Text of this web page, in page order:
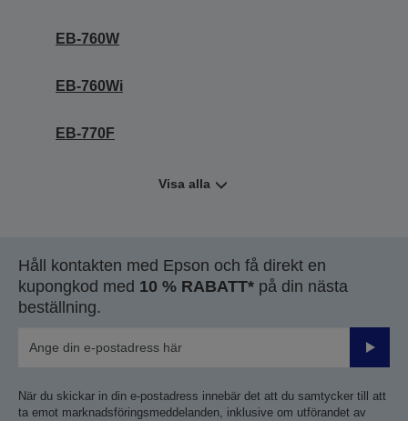
EB-760W
EB-760Wi
EB-770F
Visa alla
Håll kontakten med Epson och få direkt en
kupongkod med 10 % RABATT* på din nästa
beställning.
Skicka
När du skickar in din e-postadress innebär det att du samtycker till att
ta emot marknadsföringsmeddelanden, inklusive om utförandet av